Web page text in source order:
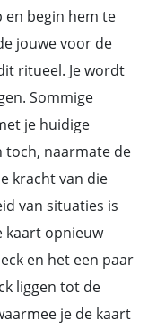
en begin hem te
jouwe voor de
ritueel. Je wordt
Sommige
je huidige
toch, naarmate de
kracht van die
van situaties is
kaart opnieuw
en het een paar
liggen tot de
je de kaart